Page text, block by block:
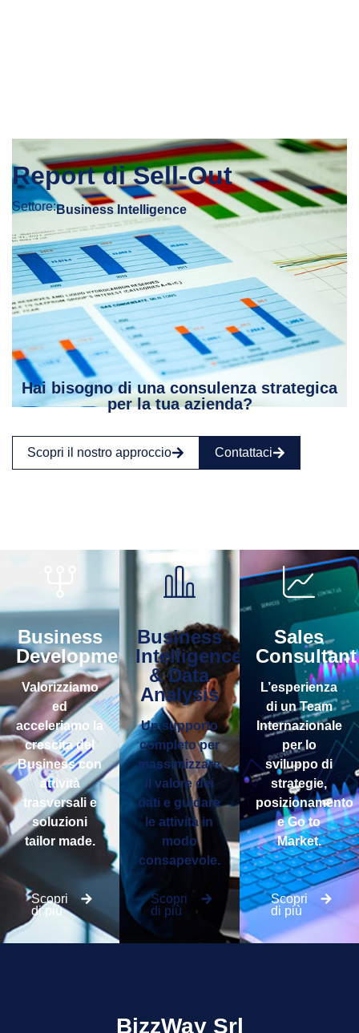
Report di Sell-Out
Settore:Business Intelligence
Hai bisogno di una consulenza strategica
per la tua azienda?
Scopri il nostro approccio Contattaci
Business
Development
Valorizziamo
ed
acceleriamo la
crescita del
Business con
attività
trasversali e
soluzioni
tailor made.
Scopri
di più
Business
Intelligence
& Data
Analysis
Un supporto
completo per
massimizzare
il valore dei
dati e guidare
le attività in
modo
consapevole.
Scopri
di più
Sales
Consultant
L’esperienza
di un Team
Internazionale
per lo
sviluppo di
strategie,
posizionamento
e Go to
Market.
Scopri
di più
BizzWay Srl